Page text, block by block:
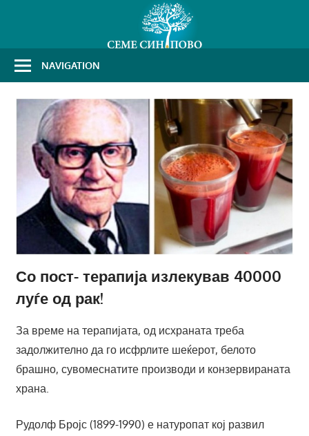
NAVIGATION
Со пост- терапија излекував 40000
луѓе од рак!
За време на терапијата, од исхраната треба
задолжително да го исфрлите шеќерот, белото
брашно, сувомеснатите производи и конзервираната
храна.
Рудолф Бројс (1899-1990) е натуропат кој развил